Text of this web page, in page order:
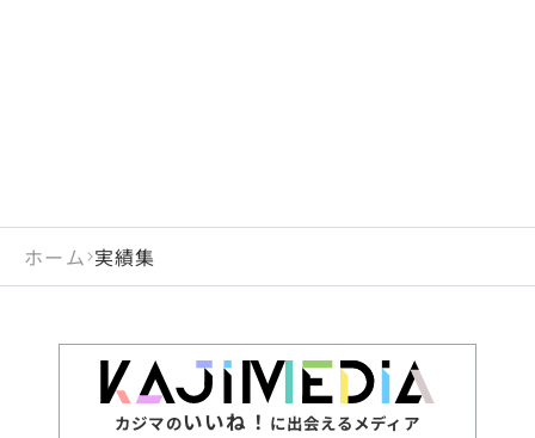
ホーム 実績集
カジマのいいね！ に出会えるメディア